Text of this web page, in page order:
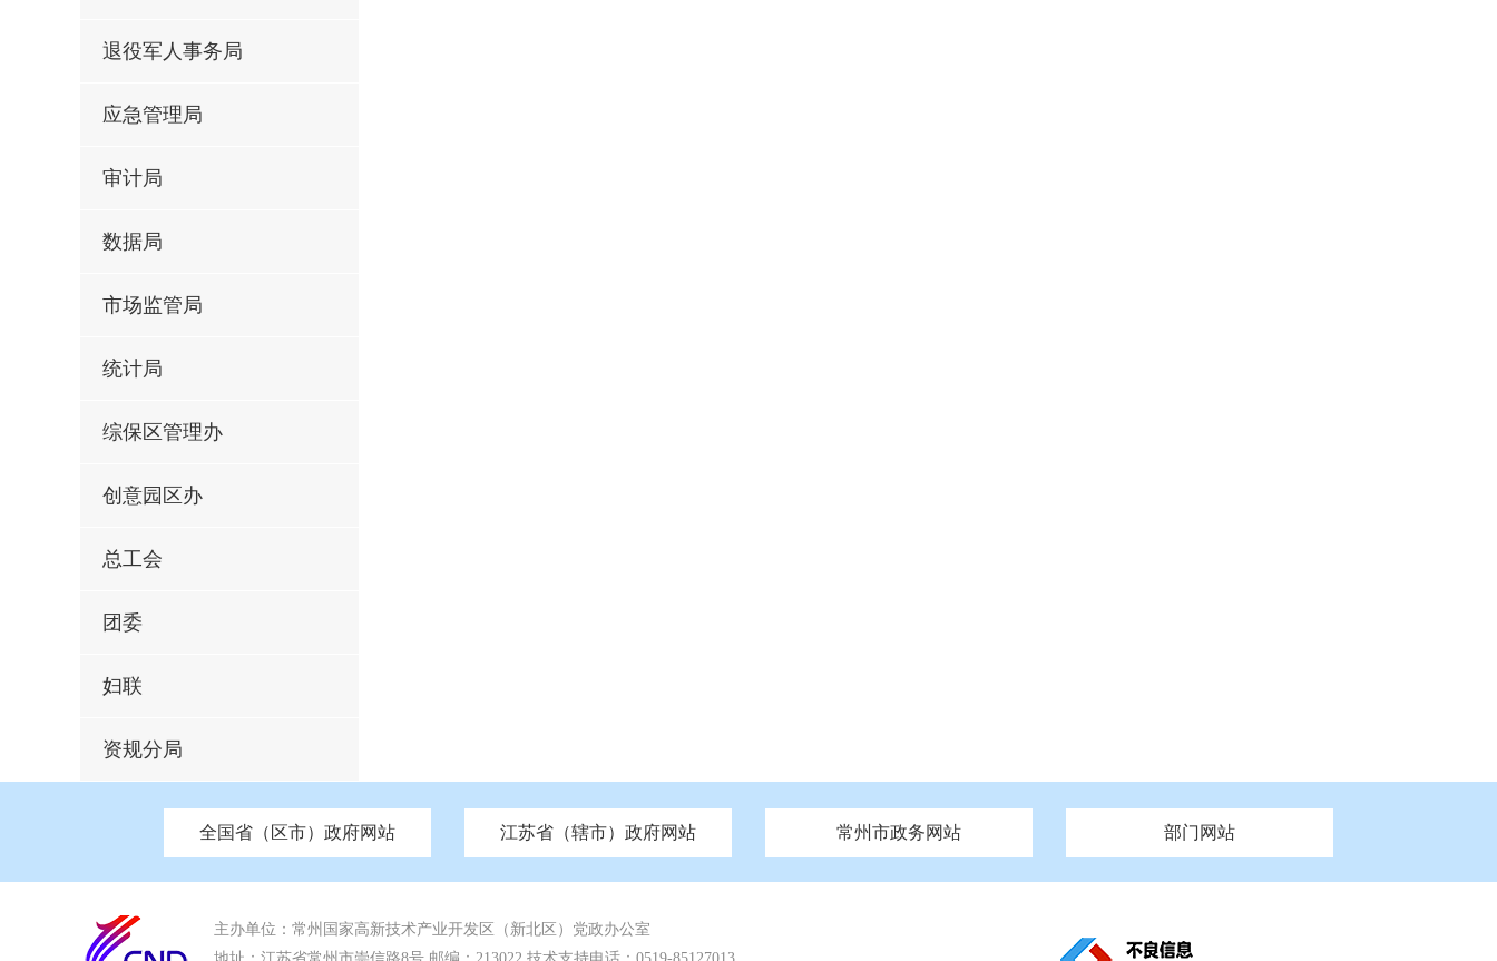
退役军人事务局
应急管理局
审计局
数据局
市场监管局
统计局
综保区管理办
创意园区办
总工会
团委
妇联
资规分局
全国省（区市）政府网站
北京 天津 重庆 河南 河北 山西 辽宁 吉林 黑龙江 上海 山东 江苏 浙江 安徽 福建 江西 河南 湖北
江苏省（辖市）政府网站
中国江苏 南京市政府 苏州市政府 无锡市政府 常州市政府 徐州市政府 镇江市政府 扬州市政府 泰州市政府 盐城市政府
常州市政务网站
市发改委 市工信局 市教育局 市科技局 市民族宗教事务局 市公安局 市民政局 市司法局 市财政局 市人社局 市自然资源和规划局
市应急管理局 市审计局 市外事办 市生态环境局 市城管局
部门网站
区人大 区政协 纪委监委 检察院 组织部
主办单位：常州国家高新技术产业开发区（新北区）党政办公室